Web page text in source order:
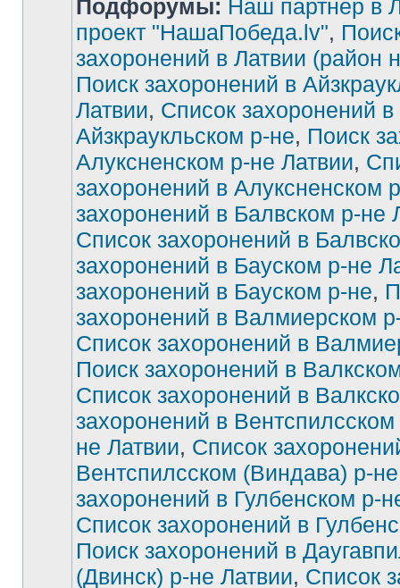
Подфорумы: Наш партнер в
проект "НашаПобеда.lv",
захоронений в Латвии (район
Поиск захоронений в
Латвии, Список захоронений в
Айзкраукльском р-не, Поиск
Алуксненском р-не Латвии,
захоронений в Алуксненском
захоронений в Балвском р-не
Список захоронений в
захоронений в Бауском р-не
захоронений в Бауском р-не,
захоронений в Валмиерском
Список захоронений в
Поиск захоронений в
Список захоронений в
захоронений в
не Латвии, Список
Вентспилсском (Виндава) р-не
захоронений в Гулбенском р-
Список захоронений в
Поиск захоронений в
(Двинск) р-не Латвии, Список